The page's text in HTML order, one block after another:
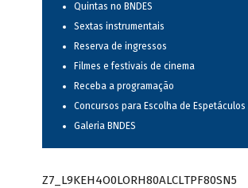
Quintas no BNDES
Sextas instrumentais
Reserva de ingressos
Filmes e festivais de cinema
Receba a programação
Concursos para Escolha de Espetáculos
Galeria BNDES
Z7_L9KEH4O0LORH80ALCLTPF80SN5